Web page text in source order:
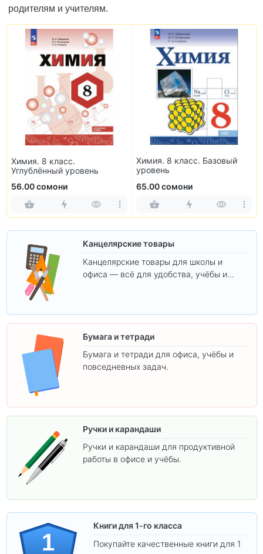
родителям и учителям.
Химия. 8 класс.
Углублённый уровень
56.00 сомони
Химия. 8 класс. Базовый
уровень
65.00 сомони
Канцелярские товары
Канцелярские товары для школы и
офиса — всё для удобства, учёбы и
Бумага и тетради
Бумага и тетради для офиса, учёбы и
повседневных задач.
Ручки и карандаши
Ручки и карандаши для продуктивной
работы в офисе и учёбы.
1
Книги для 1-го класса
Покупайте качественные книги для 1